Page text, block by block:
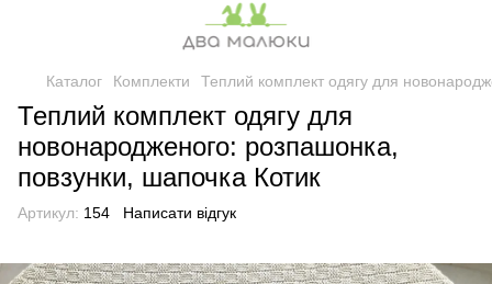
Каталог Комплекти Теплий комплект одягу для
Теплий комплект одягу для
новонародженого: розпашонка,
повзунки, шапочка Котик
Артикул: 154 Написати відгук